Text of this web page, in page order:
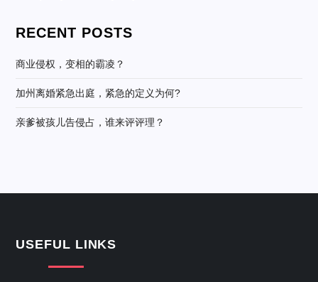
RECENT POSTS
商业侵权，变相的霸凌？
加州离婚紧急出庭，紧急的定义为何?
亲爹被孩儿告侵占，谁来评评理？
USEFUL LINKS